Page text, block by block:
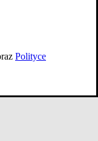
Polityce